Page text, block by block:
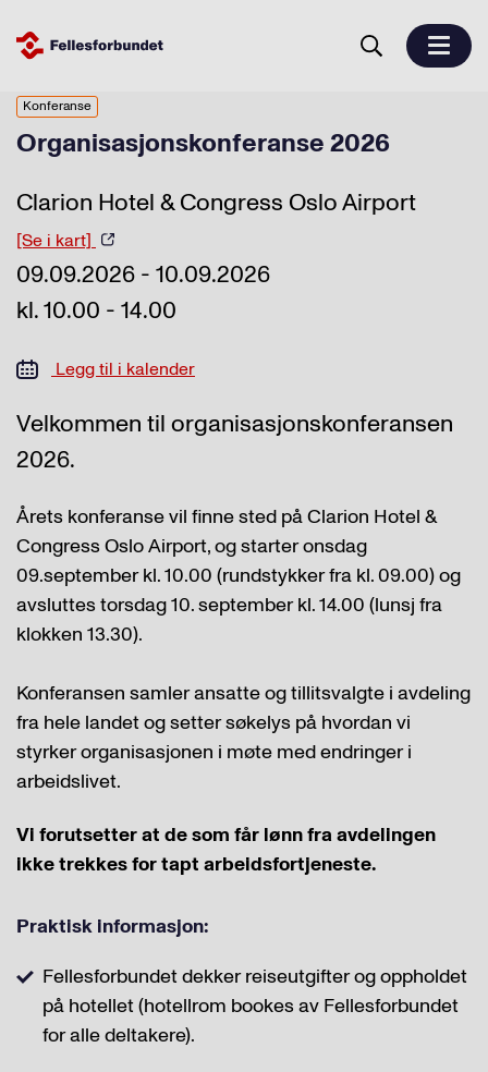
Konferanse
Organisasjonskonferanse 2026
Clarion Hotel & Congress Oslo Airport
[Se i kart]
09.09.2026 - 10.09.2026
kl. 10.00 - 14.00
Legg til i kalender
Velkommen til organisasjonskonferansen
2026.
Årets konferanse vil finne sted på Clarion Hotel &
Congress Oslo Airport, og starter onsdag
09.september kl. 10.00 (rundstykker fra kl. 09.00) og
avsluttes torsdag 10. september kl. 14.00 (lunsj fra
klokken 13.30).
Konferansen samler ansatte og tillitsvalgte i avdeling
fra hele landet og setter søkelys på hvordan vi
styrker organisasjonen i møte med endringer i
arbeidslivet.
Vi forutsetter at de som får lønn fra avdelingen
ikke trekkes for tapt arbeidsfortjeneste.
Praktisk informasjon:
Fellesforbundet dekker reiseutgifter og oppholdet
på hotellet (hotellrom bookes av Fellesforbundet
for alle deltakere).